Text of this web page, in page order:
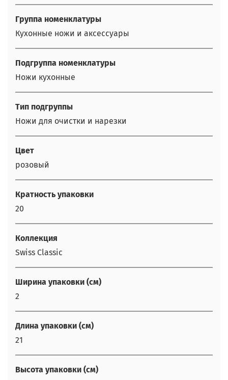
Группа номенклатуры
Кухонные ножи и аксессуары
Подгруппа номенклатуры
Ножи кухонные
Тип подгруппы
Ножи для очистки и нарезки
Цвет
розовый
Кратность упаковки
20
Коллекция
Swiss Classic
Ширина упаковки (см)
2
Длина упаковки (см)
21
Высота упаковки (см)